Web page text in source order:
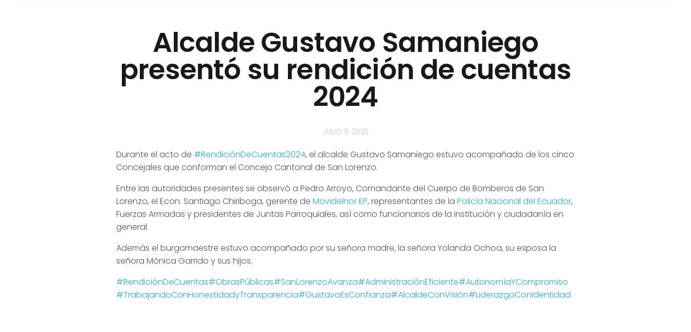
Alcalde Gustavo Samaniego
presentó su rendición de cuentas
2024
JULIO 11, 2025
Durante el acto de #RendiciónDeCuentas2024, el alcalde Gustavo Samaniego estuvo acompañado de los cinco
Concejales que conforman el Concejo Cantonal de San Lorenzo.
Entre las autoridades presentes se observó a Pedro Arroyo, Comandante del Cuerpo de Bomberos de San
Lorenzo, el Econ. Santiago Chiriboga, gerente deMovidelnor EP, representantes de laPolicía Nacional del Ecuador,
Fuerzas Armadas y presidentes de Juntas Parroquiales, así como funcionarios de la institución y ciudadanía en
general.
Además el burgomaestre estuvo acompañado por su señora madre, la señora Yolanda Ochoa, su esposa la
señora Mónica Garrido y sus hijos.
#RendiciónDeCuentas#ObrasPúblicas#SanLorenzoAvanza#AdministraciónEficiente#AutonomíaYCompromiso
#TrabajandoConHonestidadyTransparencia#GustavoEsConfianza#AlcaldeConVisión#LiderazgoConIdentidad